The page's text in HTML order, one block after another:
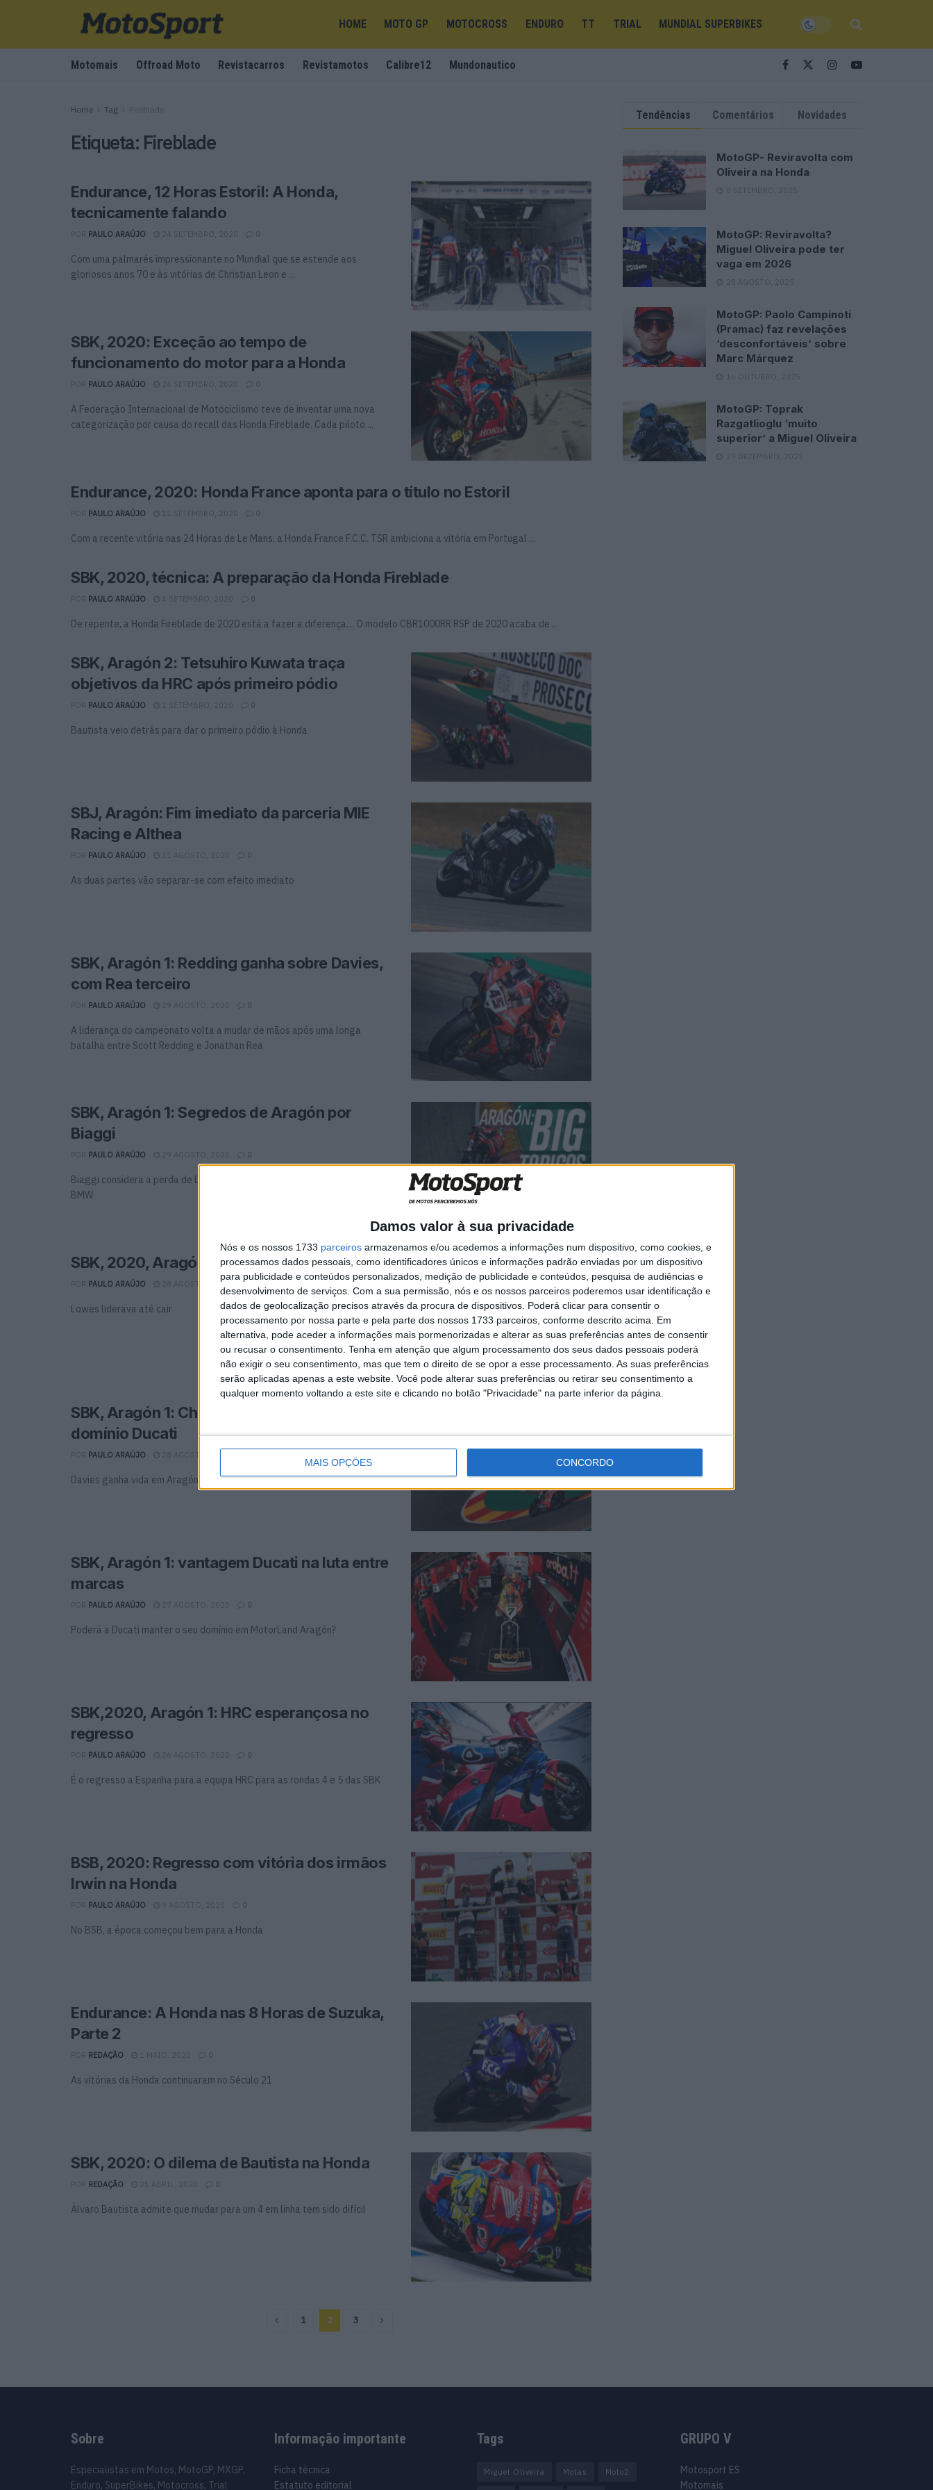
Damos valor à sua privacidade
Nós e os nossos 1733 parceiros armazenamos e/ou acedemos a informações num dispositivo, como cookies, e
processamos dados pessoais, como identificadores únicos e informações padrão enviadas por um dispositivo
para publicidade e conteúdos personalizados, medição de publicidade e conteúdos, pesquisa de audiências e
desenvolvimento de serviços. Com a sua permissão, nós e os nossos parceiros poderemos usar identificação e
dados de geolocalização precisos através da procura de dispositivos. Poderá clicar para consentir o
processamento por nossa parte e pela parte dos nossos 1733 parceiros, conforme descrito acima. Em
alternativa, pode aceder a informações mais pormenorizadas e alterar as suas preferências antes de consentir
ou recusar o consentimento. Tenha em atenção que algum processamento dos seus dados pessoais poderá
não exigir o seu consentimento, mas que tem o direito de se opor a esse processamento. As suas preferências
serão aplicadas apenas a este website. Você pode alterar suas preferências ou retirar seu consentimento a
qualquer momento voltando a este site e clicando no botão "Privacidade" na parte inferior da página.
MAIS OPÇÕES CONCORDO
HOME MOTO GP MOTOCROSS ENDURO TT TRIAL MUNDIAL SUPERBIKES
Motomais Offroad Moto Revistacarros Revistamotos Calibre12 Mundonautico
Home Tag Fireblade
Etiqueta: Fireblade
Endurance, 12 Horas Estoril: A Honda,
tecnicamente falando
PAULO ARAÚJO 24 SETEMBRO, 2020 0
Com uma palmarés impressionante no Mundial que se estende aos
gloriosos anos 70 e às vitórias de Christian Leon e ...
SBK, 2020: Exceção ao tempo de
funcionamento do motor para a Honda
PAULO ARAÚJO 24 SETEMBRO, 2020 0
A Federação Internacional de Motociclismo teve de inventar uma nova
categorização por causa do recall das Honda Fireblade. Cada piloto ...
Endurance, 2020: Honda France aponta para o título no Estoril
PAULO ARAÚJO 11 SETEMBRO, 2020 0
Com a recente vitória nas 24 Horas de Le Mans, a Honda France F.C.C. TSR ambiciona a vitória em Portugal ...
SBK, 2020, técnica: A preparação da Honda Fireblade
PAULO ARAÚJO 4 SETEMBRO, 2020 0
De repente, a Honda Fireblade de 2020 está a fazer a diferença… O modelo CBR1000RR RSP de 2020 acaba de ...
SBK, Aragón 2: Tetsuhiro Kuwata traça
objetivos da HRC após primeiro pódio
PAULO ARAÚJO 1 SETEMBRO, 2020 0
Bautista veio detrás para dar o primeiro pódio à Honda
SBJ, Aragón: Fim imediato da parceria MIE
Racing e Althea
PAULO ARAÚJO 31 AGOSTO, 2020 0
As duas partes vão separar-se com efeito imediato
SBK, Aragón 1: Redding ganha sobre Davies,
com Rea terceiro
PAULO ARAÚJO 29 AGOSTO, 2020 0
A liderança do campeonato volta a mudar de mãos após uma longa
batalha entre Scott Redding e Jonathan Rea
SBK, Aragón 1: Segredos de Aragón por
Biaggi
PAULO ARAÚJO 29 AGOSTO, 2020 0
Biaggi considera a perda de Laverty grave para o desenvolvimento da
BMW
SBK, 2020, Aragón 1: Rea impõe-se no TL2
PAULO ARAÚJO 28 AGOSTO, 2020
Lowes liderava até cair
SBK, Aragón 1: Chaz Davies confirma
domínio Ducati
PAULO ARAÚJO 28 AGOSTO, 2020
Davies ganha vida em Aragón, liderando logo de início
SBK, Aragón 1: vantagem Ducati na luta entre
marcas
PAULO ARAÚJO 27 AGOSTO, 2020 0
Poderá a Ducati manter o seu domínio em MotorLand Aragón?
SBK,2020, Aragón 1: HRC esperançosa no
regresso
PAULO ARAÚJO 26 AGOSTO, 2020 0
É o regresso a Espanha para a equipa HRC para as rondas 4 e 5 das SBK
BSB, 2020: Regresso com vitória dos irmãos
Irwin na Honda
PAULO ARAÚJO 9 AGOSTO, 2020 0
No BSB, a época começou bem para a Honda
Endurance: A Honda nas 8 Horas de Suzuka,
Parte 2
REDAÇÃO 1 MAIO, 2020 0
As vitórias da Honda continuaram no Século 21
SBK, 2020: O dilema de Bautista na Honda
REDAÇÃO 21 ABRIL, 2020 0
Álvaro Bautista admite que mudar para um 4 em linha tem sido difícil
1 2 3
Tendências Comentários Novidades
MotoGP- Reviravolta com
Oliveira na Honda
8 SETEMBRO, 2025
MotoGP: Reviravolta?
Miguel Oliveira pode ter
vaga em 2026
28 AGOSTO, 2025
MotoGP: Paolo Campinoti
(Pramac) faz revelações
‘desconfortáveis’ sobre
Marc Márquez
16 OUTUBRO, 2025
MotoGP: Toprak
Razgatlioglu ‘muito
superior’ a Miguel Oliveira
Sobre
Especialistas em Motos, MotoGP, MXGP,
Enduro, SuperBikes, Motocross, Trial
Informação importante
Ficha técnica
Estatuto editorial
Tags
Miguel Oliveira Motas Moto2
GRUPO V
Motosport ES
Motomais